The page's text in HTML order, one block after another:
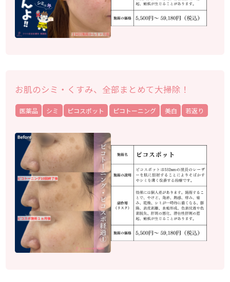
お肌のシミ・くすみ、全部まとめて大掃除！
医薬品 シミ ピコスポット ピコトーニング 美白 若返り